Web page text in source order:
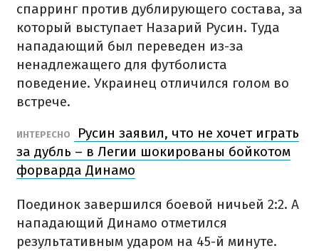
спарринг против дублирующего состава, за
который выступает Назарий Русин. Туда
нападающий был переведен из-за
ненадлежащего для футболиста
поведение. Украинец отличился голом во
встрече.
ИНТЕРЕСНО
Русин заявил, что не хочет играть
за дубль – в Легии шокированы бойкотом
форварда Динамо
Поединок завершился боевой ничьей 2:2. А
нападающий Динамо отметился
результативным ударом на 45-й минуте.